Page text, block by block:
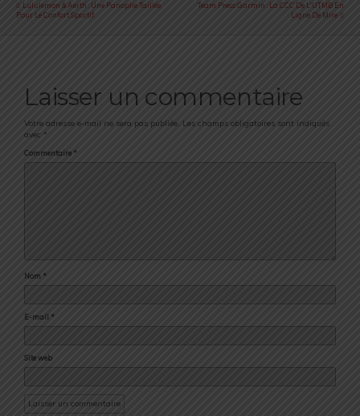
Lululemon & Aerth : Une Panoplie Taillée
Pour Le Confort Sportif
Team Press Garmin : La CCC De L'UTMB En
Ligne De Mire
Laisser un commentaire
Votre adresse e-mail ne sera pas publiée. Les champs obligatoires sont indiqués
avec *
Commentaire *
Nom *
E-mail *
Site web